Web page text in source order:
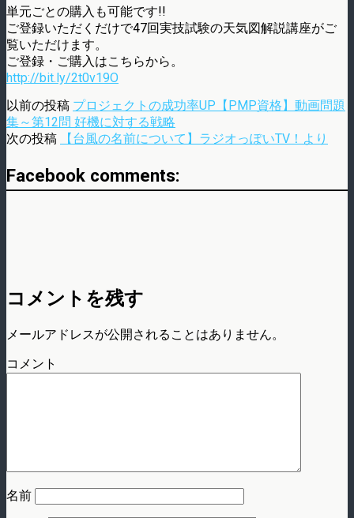
単元ごとの購入も可能です!!
ご登録いただくだけで47回実技試験の天気図解説講座がご
覧いただけます。
ご登録・ご購入はこちらから。
http://bit.ly/2t0v19O
以前の投稿 プロジェクトの成功率UP【PMP資格】動画問題
集～第12問 好機に対する戦略
次の投稿
【台風の名前について】ラジオっぽいTV！より
Facebook comments:
コメントを残す
メールアドレスが公開されることはありません。
コメント
名前